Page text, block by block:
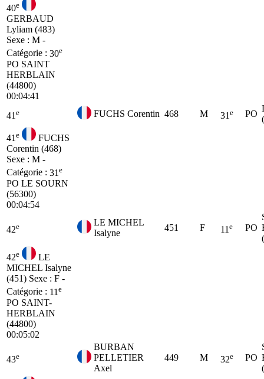
40e
GERBAUD
Lyliam (483)
Sexe : M -
Catégorie : 30e
PO SAINT
HERBLAIN
(44800)
00:04:41
41 e FUCHS Corentin 468 M 31 e PO
41 e
FUCHS
Corentin (468)
Sexe : M -
Catégorie : 31 e
PO LE SOURN
(56300)
00:04:54
42e
LE MICHEL
Isalyne
451 F 11 e PO
42e
LE
MICHEL Isalyne
(451) Sexe : F -
Catégorie : 11 e
PO SAINT-
HERBLAIN
(44800)
00:05:02
43e
BURBAN
PELLETIER
Axel
449 M 32e PO